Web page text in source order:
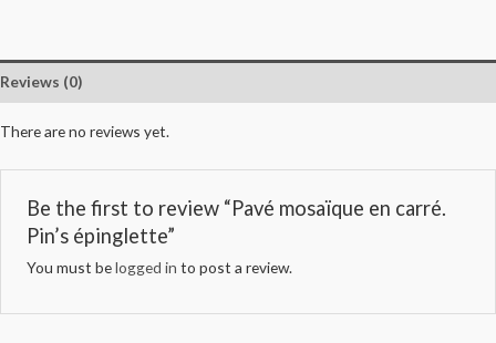
Reviews (0)
There are no reviews yet.
Be the first to review “Pavé mosaïque en carré.
Pin’s épinglette”
You must belogged in to post a review.